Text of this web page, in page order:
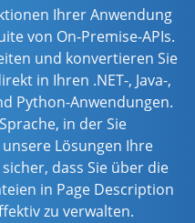
Ihrer Anwendung
von On-Premise-APIs.
und konvertieren Sie
in Ihren .NET-, Java-,
Python-Anwendungen.
in der Sie
Lösungen Ihre
dass Sie über die
in Page Description
zu verwalten.